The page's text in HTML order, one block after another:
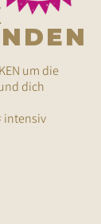
um die
dich
intensiv